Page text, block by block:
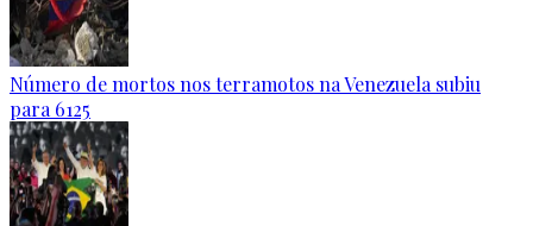
Número de mortos nos terramotos na Venezuela subiu
para 6125